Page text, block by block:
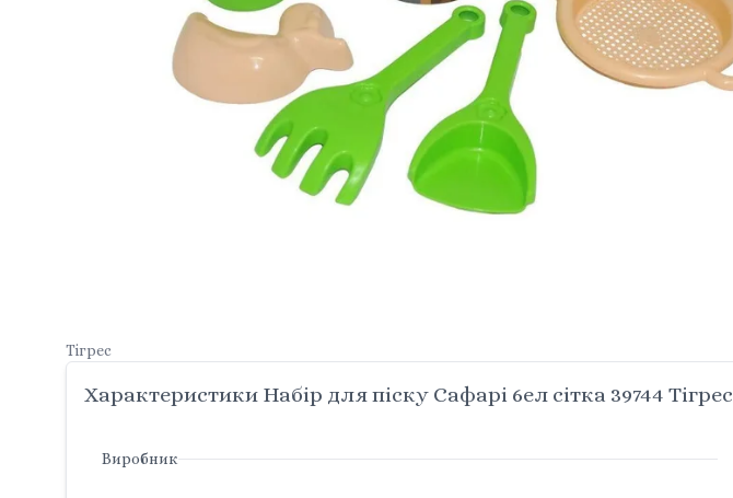
Тігрес
Характеристики Набір для піску Сафарі 6ел сітка 39744 Тігрес
Виробник